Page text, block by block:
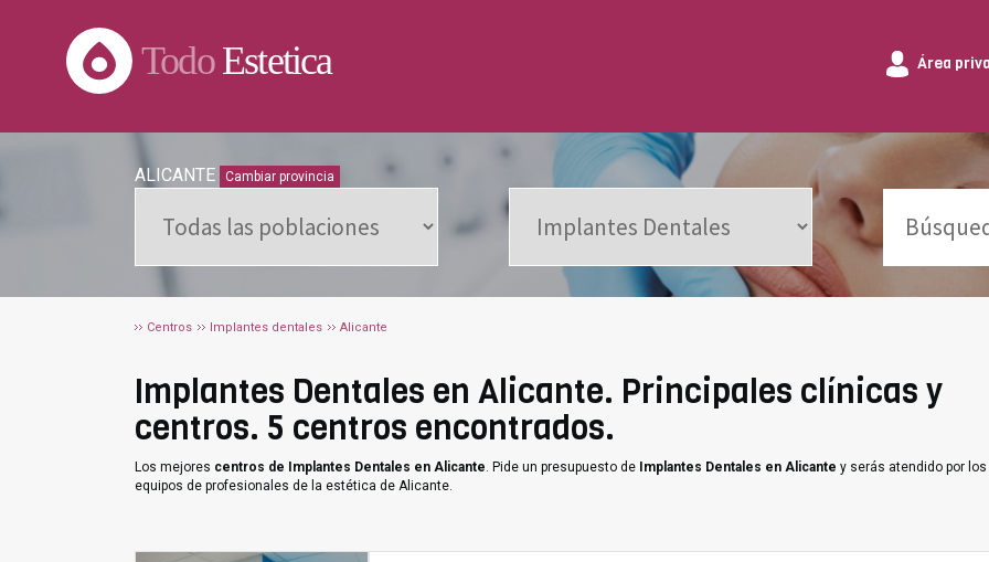
TodoEstetica Área
ALICANTE Cambiar provincia
Centros Implantes dentales Alicante
Implantes Dentales en Alicante. Principales clínicas y
centros. 5 centros encontrados.
Los mejores centros de Implantes Dentales en Alicante. Pide un presupuesto de Implantes Dentales en Alicante y serás atendido por
equipos de profesionales de la estética de Alicante.